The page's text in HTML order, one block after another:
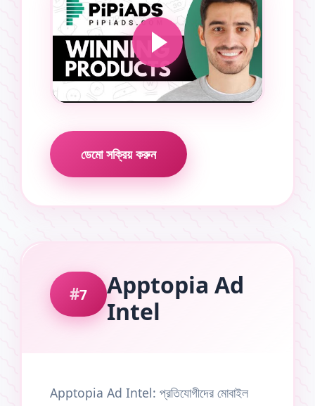
ডেমো সক্রিয় করুন
7
Apptopia Ad
Intel
Apptopia Ad Intel: প্রতিযোগীদের মোবাইল